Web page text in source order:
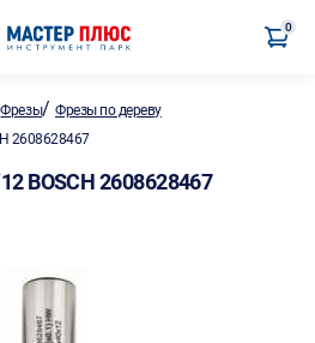
0
Фрезы/Фрезы по дереву
2608628467
BOSCH 2608628467